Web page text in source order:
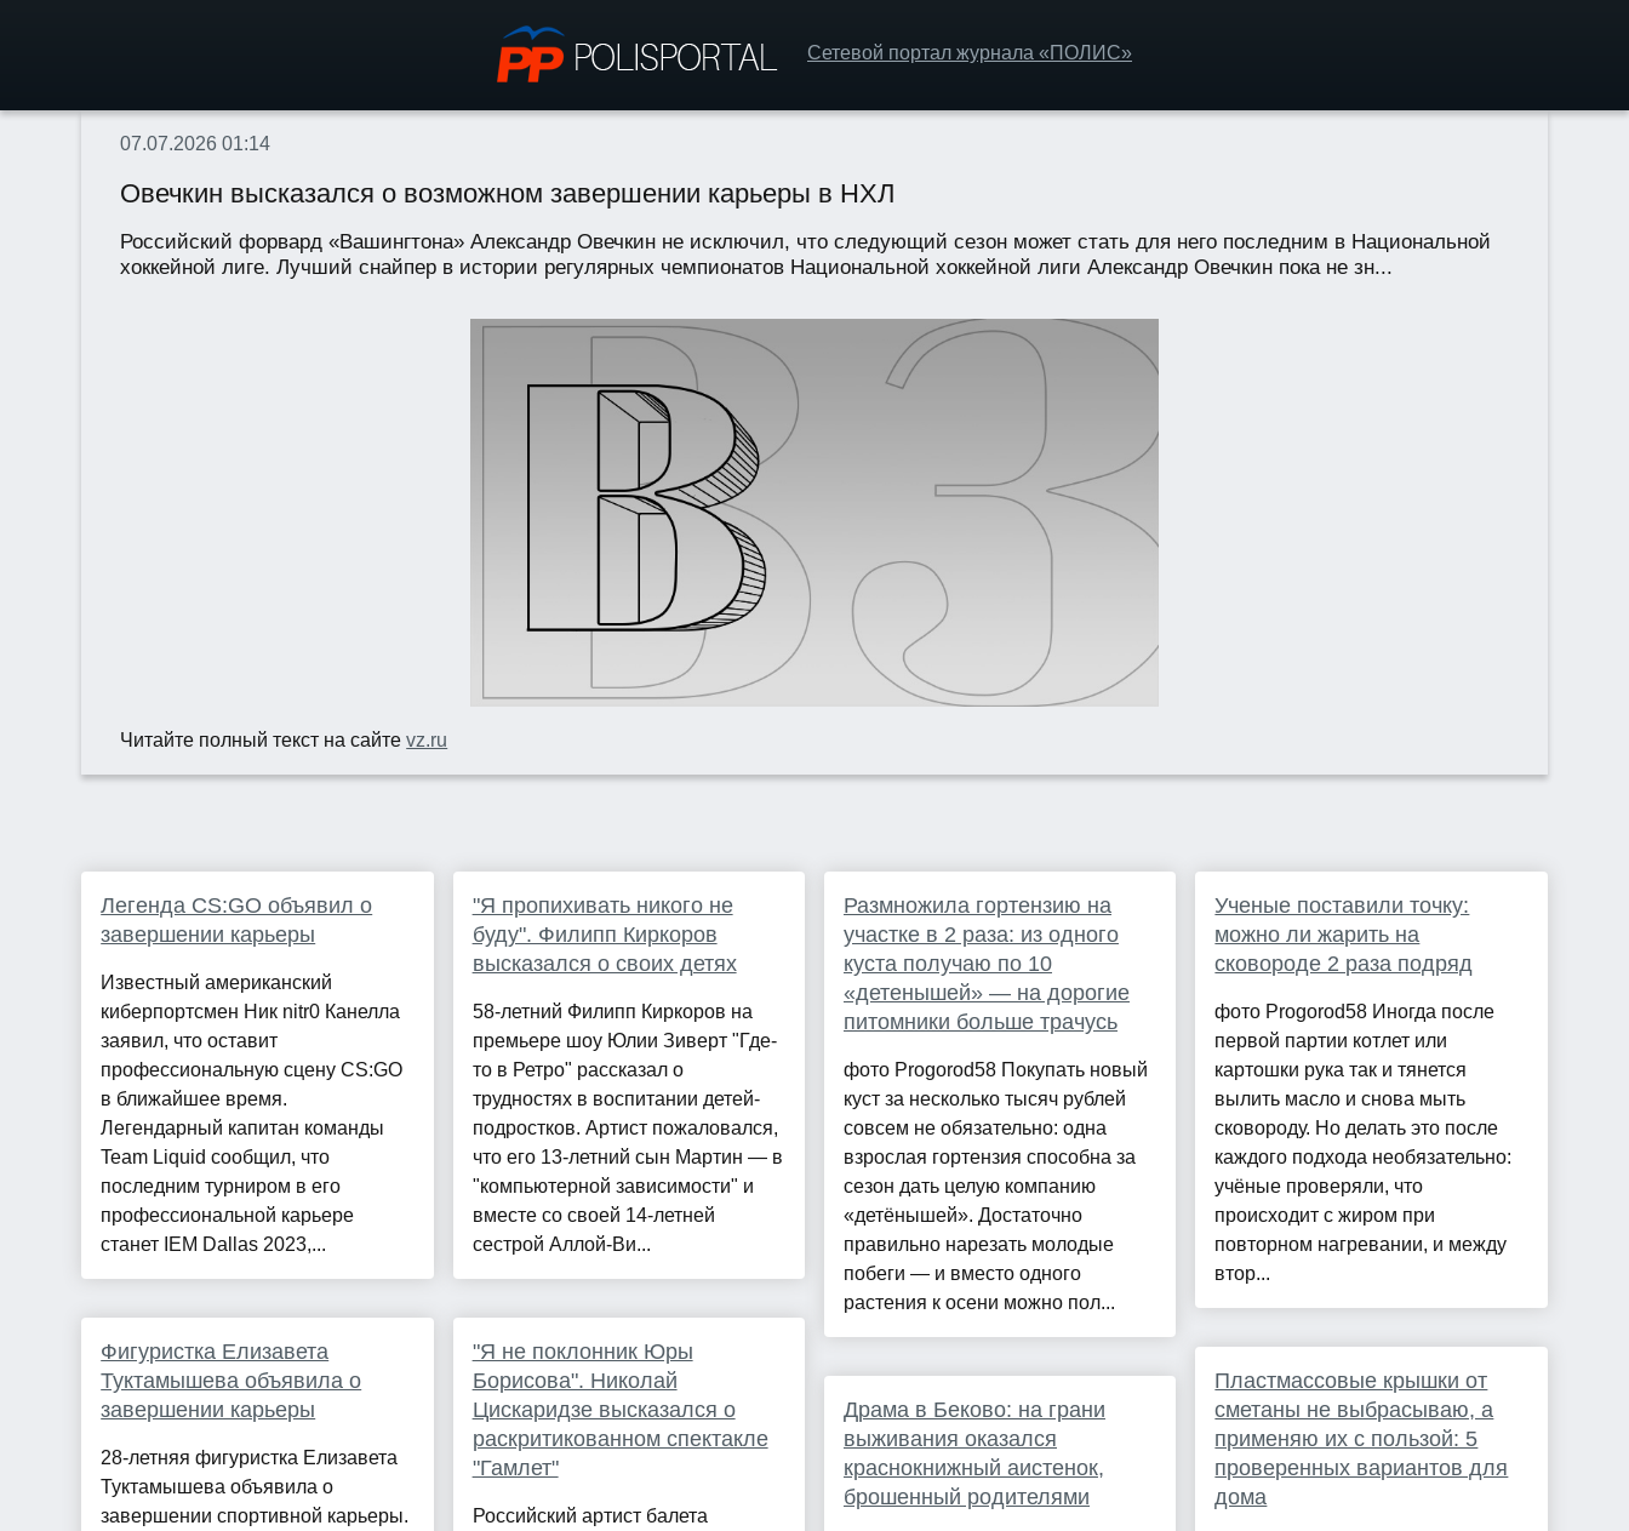
Сетевой портал журнала «ПОЛИС»
07.07.2026 01:14
Овечкин высказался о возможном завершении карьеры в НХЛ
Российский форвард «Вашингтона» Александр Овечкин не исключил, что следующий сезон может стать для него последним в Национальной
хоккейной лиге. Лучший снайпер в истории регулярных чемпионатов Национальной хоккейной лиги Александр Овечкин пока не зн...
Читайте полный текст на сайтеvz.ru
Легенда CS:GO объявил о
завершении карьеры
Известный американский
киберпортсмен Ник nitr0 Канелла
заявил, что оставит
профессиональную сцену CS:GO
в ближайшее время.
Легендарный капитан команды
Team Liquid сообщил, что
последним турниром в его
профессиональной карьере
станет IEM Dallas 2023,...
Фигуристка Елизавета
Туктамышева объявила о
завершении карьеры
28-летняя фигуристка Елизавета
Туктамышева объявила о
завершении спортивной карьеры.
"Я пропихивать никого не
буду". Филипп Киркоров
высказался о своих детях
58-летний Филипп Киркоров на
премьере шоу Юлии Зиверт "Где-
то в Ретро" рассказал о
трудностях в воспитании детей-
подростков. Артист пожаловался,
что его 13-летний сын Мартин — в
"компьютерной зависимости" и
вместе со своей 14-летней
сестрой Аллой-Ви...
"Я не поклонник Юры
Борисова". Николай
Цискаридзе высказался о
раскритикованном спектакле
"Гамлет"
Российский артист балета
Размножила гортензию на
участке в 2 раза: из одного
куста получаю по 10
«детенышей» — на дорогие
питомники больше трачусь
фото Progorod58 Покупать новый
куст за несколько тысяч рублей
совсем не обязательно: одна
взрослая гортензия способна за
сезон дать целую компанию
«детёнышей». Достаточно
правильно нарезать молодые
побеги — и вместо одного
растения к осени можно пол...
Драма в Беково: на грани
выживания оказался
краснокнижный аистенок,
брошенный родителями
Ученые поставили точку:
можно ли жарить на
сковороде 2 раза подряд
фото Progorod58 Иногда после
первой партии котлет или
картошки рука так и тянется
вылить масло и снова мыть
сковороду. Но делать это после
каждого подхода необязательно:
учёные проверяли, что
происходит с жиром при
повторном нагревании, и между
втор...
Пластмассовые крышки от
сметаны не выбрасываю, а
применяю их с пользой: 5
проверенных вариантов для
дома